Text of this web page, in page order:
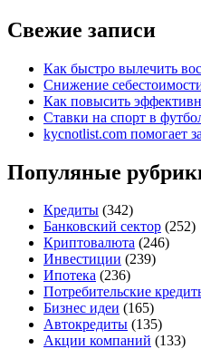
Свежие записи
Как быстро вылечить
Снижение
Как повысить
Ставки на спорт в
kycnotlist.com помогает
Популяные
Кредиты (342)
Банковский сектор (252)
Криптовалюта (246)
Инвестиции (239)
Ипотека (236)
Потребительские
Бизнес идеи (165)
Автокредиты (135)
Акции компаний (133)